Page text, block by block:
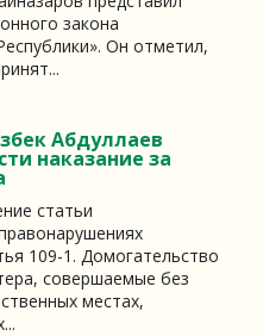
закона
Он отметил,
Абдуллаев
наказание за
статьи
109-1. Домогательство
совершаемые без
местах,